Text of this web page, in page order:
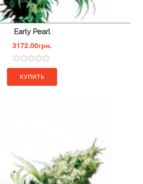
Early Pearl
3172.00грн.
КУПИТЬ